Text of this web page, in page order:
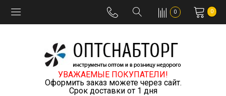
0 0
УВАЖАЕМЫЕ ПОКУПАТЕЛИ!
Оформить заказ можете через сайт.
Срок доставки от 1 дня